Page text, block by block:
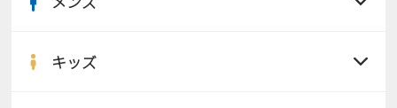
サンダル
キッズ